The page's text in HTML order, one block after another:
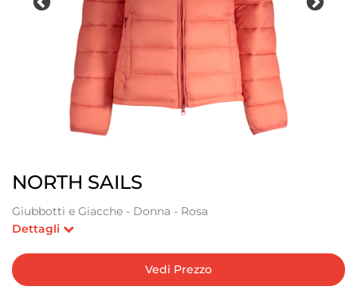
NORTH SAILS
Giubbotti e Giacche - Donna - Rosa
Dettagli
Vedi Prezzo